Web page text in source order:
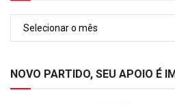
NOVO PARTIDO, SEU APOIO É